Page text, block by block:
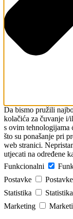
Da bismo pružili
kolačića za čuvanje i/
s ovim tehnologijama
što su ponašanje pri
web stranici.
utjecati na određene
Funkcionalni
Postavke
Postavke
Statistika
Statistika
Marketing